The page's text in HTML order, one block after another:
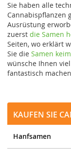
Sie haben alle
Cannabispflanzen
Ausrüstung
zuerst die Samen
Seiten, wo erklärt
Sie die Samen
wünsche Ihnen
fantastisch
Kaufen Sie
Hanfsamen